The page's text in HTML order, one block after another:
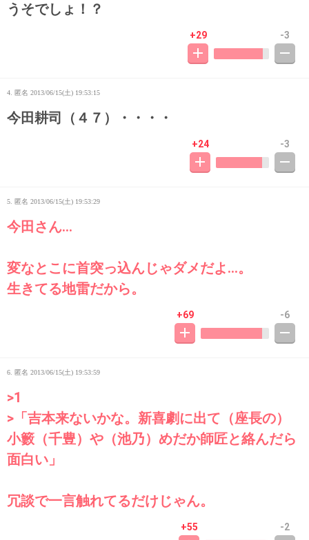
うそでしょ！？
+29 -3
4. 匿名 2013/06/15(土) 19:53:15
今田耕司（４７）・・・・
+24 -3
5. 匿名 2013/06/15(土) 19:53:29
今田さん…
変なとこに首突っ込んじゃダメだよ…。
生きてる地雷だから。
+69 -6
6. 匿名 2013/06/15(土) 19:53:59
>1
>「吉本来ないかな。新喜劇に出て（座長の）
小籔（千豊）や（池乃）めだか師匠と絡んだら
面白い」
冗談で一言触れてるだけじゃん。
+55 -2